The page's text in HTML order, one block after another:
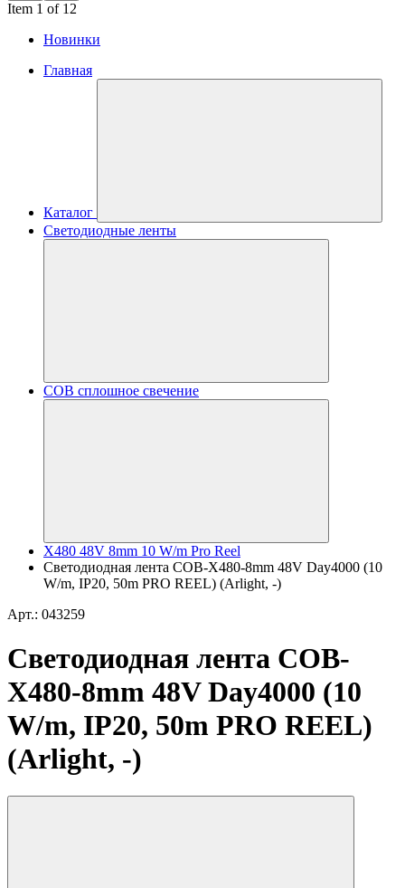
Item 1 of 12
Новинки
Главная
Каталог
Светодиодные ленты
COB сплошное свечение
X480 48V 8mm 10 W/m Pro Reel
Светодиодная лента COB-X480-8mm 48V Day4000 (10
W/m, IP20, 50m PRO REEL) (Arlight, -)
Арт.: 043259
Светодиодная лента COB-
X480-8mm 48V Day4000 (10
W/m, IP20, 50m PRO REEL)
(Arlight, -)